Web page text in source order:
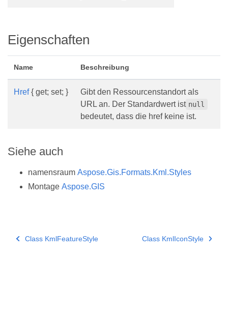
Eigenschaften
Name Beschreibung
Href{ get; set; }
Gibt den Ressourcenstandort als
URL an. Der Standardwert ist null
bedeutet, dass die href keine ist.
Siehe auch
namensraum Aspose.Gis.Formats.Kml.Styles
Montage Aspose.GIS
Class KmlFeatureStyle Class KmlIconStyle